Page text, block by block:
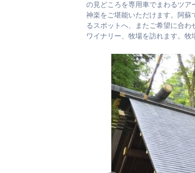
の見どころを専用車でまわるツ
神楽をご堪能いただけます。阿
るスポットへ、またご希望に合
ワイナリー、牧場を訪れます。牧